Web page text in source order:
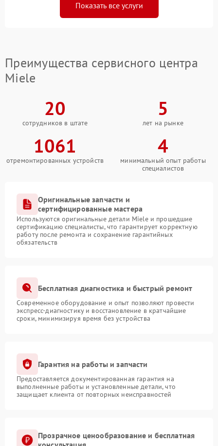
Показать все услуги
Преимущества сервисного центра
Miele
20
сотрудников в штате
5
лет на рынке
1061
отремонтированных устройств
4
минимальный опыт работы
специалистов
Оригинальные запчасти и
сертифицированные мастера
Используются оригинальные детали Miele и прошедшие
сертификацию специалисты, что гарантирует корректную
работу после ремонта и сохранение гарантийных
обязательств
Бесплатная диагностика и быстрый ремонт
Современное оборудование и опыт позволяют провести
экспресс-диагностику и восстановление в кратчайшие
сроки, минимизируя время без устройства
Гарантия на работы и запчасти
Предоставляется документированная гарантия на
выполненные работы и установленные детали, что
защищает клиента от повторных неисправностей
Прозрачное ценообразование и бесплатная